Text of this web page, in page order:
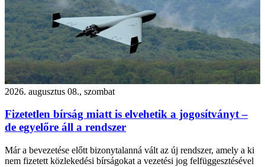
2026. augusztus 08., szombat
Fizetetlen bírság miatt is elvehetik a jogosítványt –
de egyelőre áll a rendszer
Már a bevezetése előtt bizonytalanná vált az új rendszer, amely a ki
nem fizetett közlekedési bírságokat a vezetési jog felfüggesztésével